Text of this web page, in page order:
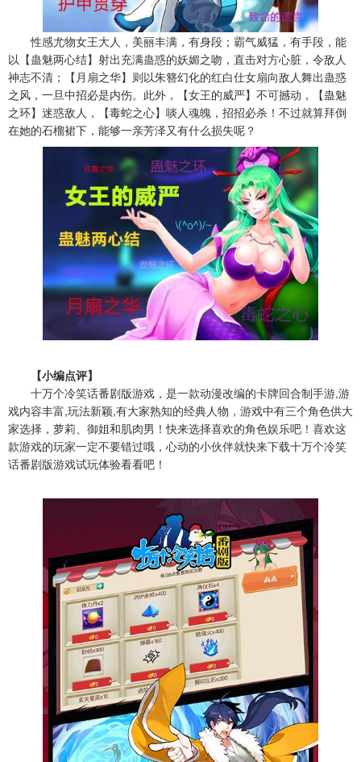
性感尤物女王大人，美丽丰满，有身段；霸气威猛，有手段，能
以【蛊魅两心结】射出充满蛊惑的妖媚之吻，直击对方心脏，令敌人
神志不清；【月扇之华】则以朱簪幻化的红白仕女扇向敌人舞出蛊惑
之风，一旦中招必是内伤。此外，【女王的威严】不可撼动，【蛊魅
之环】迷惑敌人，【毒蛇之心】啖人魂魄，招招必杀！不过就算拜倒
在她的石榴裙下，能够一亲芳泽又有什么损失呢？
【小编点评】
十万个冷笑话番剧版游戏，是一款动漫改编的卡牌回合制手游,游
戏内容丰富,玩法新颖,有大家熟知的经典人物，游戏中有三个角色供大
家选择，萝莉、御姐和肌肉男！快来选择喜欢的角色娱乐吧！喜欢这
款游戏的玩家一定不要错过哦，心动的小伙伴就快来下载十万个冷笑
话番剧版游戏试玩体验看看吧！